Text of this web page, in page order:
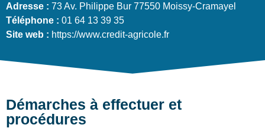
Adresse : 73 Av. Philippe Bur 77550 Moissy-Cramayel
Téléphone : 01 64 13 39 35
Site web : https://www.credit-agricole.fr
Démarches à effectuer et
procédures